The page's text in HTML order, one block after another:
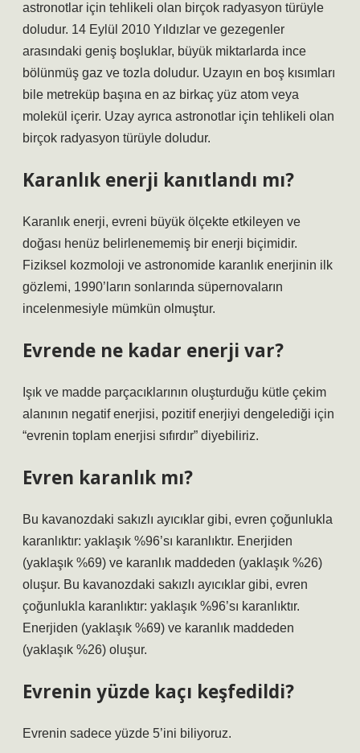
astronotlar için tehlikeli olan birçok radyasyon türüyle
doludur. 14 Eylül 2010 Yıldızlar ve gezegenler
arasındaki geniş boşluklar, büyük miktarlarda ince
bölünmüş gaz ve tozla doludur. Uzayın en boş kısımları
bile metreküp başına en az birkaç yüz atom veya
molekül içerir. Uzay ayrıca astronotlar için tehlikeli olan
birçok radyasyon türüyle doludur.
Karanlık enerji kanıtlandı mı?
Karanlık enerji, evreni büyük ölçekte etkileyen ve
doğası henüz belirlenememiş bir enerji biçimidir.
Fiziksel kozmoloji ve astronomide karanlık enerjinin ilk
gözlemi, 1990’ların sonlarında süpernovaların
incelenmesiyle mümkün olmuştur.
Evrende ne kadar enerji var?
Işık ve madde parçacıklarının oluşturduğu kütle çekim
alanının negatif enerjisi, pozitif enerjiyi dengelediği için
“evrenin toplam enerjisi sıfırdır” diyebiliriz.
Evren karanlık mı?
Bu kavanozdaki sakızlı ayıcıklar gibi, evren çoğunlukla
karanlıktır: yaklaşık %96’sı karanlıktır. Enerjiden
(yaklaşık %69) ve karanlık maddeden (yaklaşık %26)
oluşur. Bu kavanozdaki sakızlı ayıcıklar gibi, evren
çoğunlukla karanlıktır: yaklaşık %96’sı karanlıktır.
Enerjiden (yaklaşık %69) ve karanlık maddeden
(yaklaşık %26) oluşur.
Evrenin yüzde kaçı keşfedildi?
Evrenin sadece yüzde 5’ini biliyoruz.